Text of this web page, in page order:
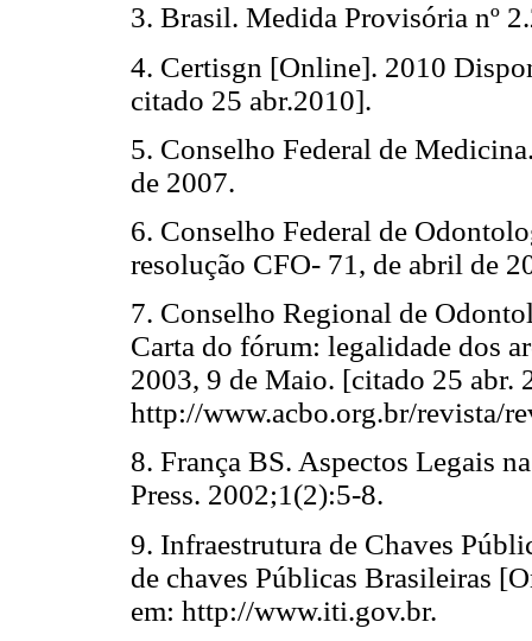
3. Brasil. Medida Provisória nº
4. Certisgn [Online]. 2010
citado 25 abr.2010].
5. Conselho Federal de
de 2007.
6. Conselho Federal de
resolução CFO- 71, de abril de
7. Conselho Regional de
Carta do fórum: legalidade dos
2003, 9 de Maio. [citado 25 abr.
http://www.acbo.org.br/revista/
8. França BS. Aspectos Legais
Press. 2002;1(2):5-8.
9. Infraestrutura de Chaves
de chaves Públicas Brasileiras
em: http://www.iti.gov.br.